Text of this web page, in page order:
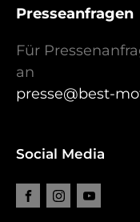
Presseanfragen
Für
an
presse@best-
Social Media